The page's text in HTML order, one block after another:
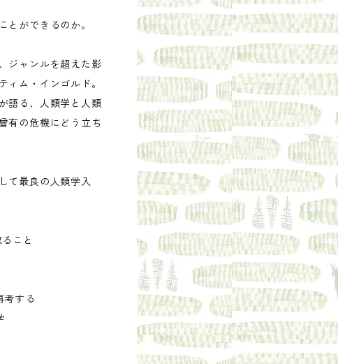
とができるのか。
ジャンルを超えた影
ィム・インゴルド。
語る、人類学と人類
有の危機にどう立ち
て最良の人類学入
こと
する